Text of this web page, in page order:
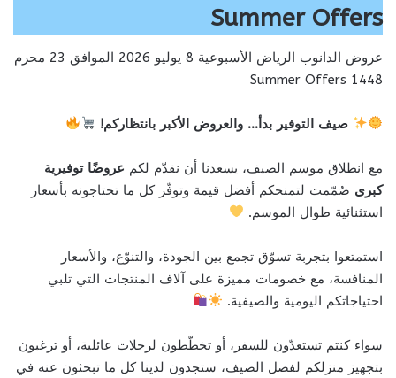
Summer Offers
عروض الدانوب الرياض الأسبوعية 8 يوليو 2026 الموافق 23 محرم
1448 Summer Offers
صيف التوفير بدأ… والعروض الأكبر بانتظاركم!
مع انطلاق موسم الصيف، يسعدنا أن نقدّم لكم عروضًا توفيرية
كبرى صُمّمت لتمنحكم أفضل قيمة وتوفّر كل ما تحتاجونه بأسعار
استثنائية طوال الموسم.
استمتعوا بتجربة تسوّق تجمع بين الجودة، والتنوّع، والأسعار
المنافسة، مع خصومات مميزة على آلاف المنتجات التي تلبي
احتياجاتكم اليومية والصيفية.
سواء كنتم تستعدّون للسفر، أو تخطّطون لرحلات عائلية، أو ترغبون
بتجهيز منزلكم لفصل الصيف، ستجدون لدينا كل ما تبحثون عنه في